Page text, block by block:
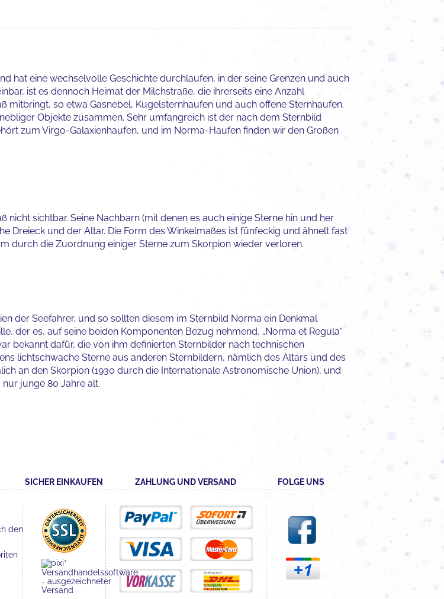
hat eine wechselvolle Geschichte durchlaufen, in der seine Grenzen und auch
ist es dennoch Heimat der Milchstraße, die ihrerseits eine Anzahl
so etwa Gasnebel, Kugelsternhaufen und auch offene Sternhaufen.
Objekte zusammen. Sehr umfangreich ist der nach dem Sternbild
zum Virgo-Galaxienhaufen, und im Norma-Haufen finden wir den Großen
nicht sichtbar. Seine Nachbarn (mit denen es auch einige Sterne hin und her
Dreieck und der Altar. Die Form des Winkelmaßes ist fünfeckig und ähnelt fast
durch die Zuordnung einiger Sterne zum Skorpion wieder verloren.
der Seefahrer, und so sollten diesem im Sternbild Norma ein Denkmal
der es, auf seine beiden Komponenten Bezug nehmend, „Norma et Regula“
bekannt dafür, die von ihm definierten Sternbilder nach technischen
lichtschwache Sterne aus anderen Sternbildern, nämlich des Altars und des
an den Skorpion (1930 durch die Internationale Astronomische Union), und
junge 80 Jahre alt.
den
SICHER EINKAUFEN ZAHLUNG UND VERSAND FOLGE UNS